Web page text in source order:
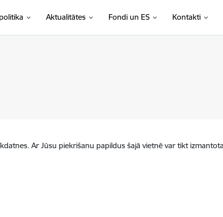
Aktualitātes Fondi un ES Kontakti
Ar Jūsu piekrišanu papildus šajā vietnē var tikt